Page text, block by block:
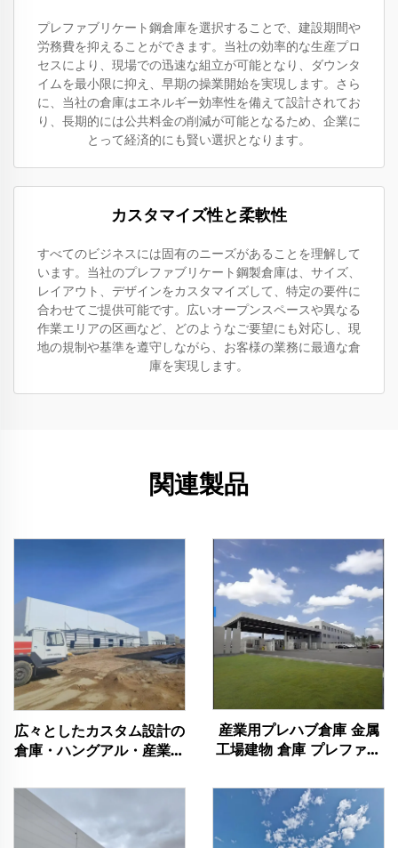
プレファブリケート鋼倉庫を選択することで、建設期間や
労務費を抑えることができます。当社の効率的な生産プロ
セスにより、現場での迅速な組立が可能となり、ダウンタ
イムを最小限に抑え、早期の操業開始を実現します。さら
に、当社の倉庫はエネルギー効率性を備えて設計されてお
り、長期的には公共料金の削減が可能となるため、企業に
とって経済的にも賢い選択となります。
カスタマイズ性と柔軟性
すべてのビジネスには固有のニーズがあることを理解して
います。当社のプレファブリケート鋼製倉庫は、サイズ、
レイアウト、デザインをカスタマイズして、特定の要件に
合わせてご提供可能です。広いオープンスペースや異なる
作業エリアの区画など、どのようなご要望にも対応し、現
地の規制や基準を遵守しながら、お客様の業務に最適な倉
庫を実現します。
関連製品
広々としたカスタム設計の
倉庫・ハングアル・産業用
チール製建物
産業用プレハブ倉庫 金属
工場建物 倉庫 プレファブ
スチール建物